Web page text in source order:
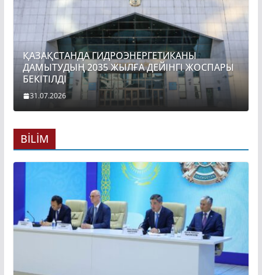
ҚАЗАҚСТАНДА ГИДРОЭНЕРГЕТИКАНЫ
ДАМЫТУДЫҢ 2035 ЖЫЛҒА ДЕЙІНГІ ЖОСПАРЫ
БЕКІТІЛДІ
31.07.2026
BİLİM